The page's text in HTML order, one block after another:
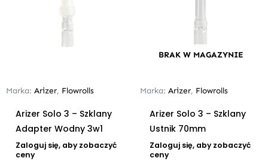
Marka: Arizer, Flowrolls
Arizer Solo 3 – Szklany
Adapter Wodny 3w1
Zaloguj się, aby zobaczyć
ceny
BRAK W MAGAZYNIE
Marka: Arizer, Flowrolls
Arizer Solo 3 – Szklany
Ustnik 70mm
Zaloguj się, aby zobaczyć
ceny